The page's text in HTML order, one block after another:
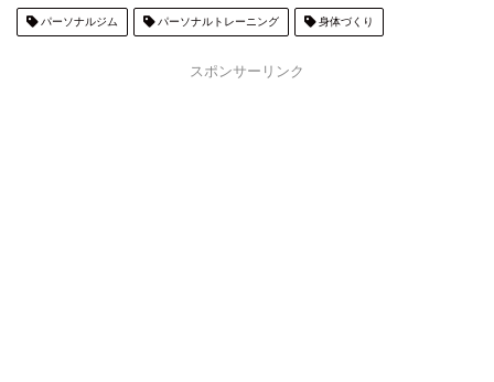
パーソナルジム パーソナルトレーニング 身体づくり
スポンサーリンク